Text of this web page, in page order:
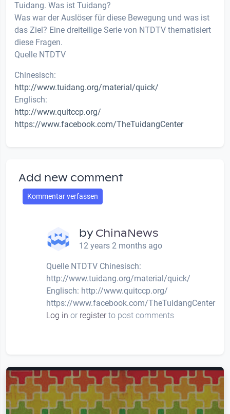
Tuidang. Was ist Tuidang?
Was war der Auslöser für diese Bewegung und was ist
das Ziel? Eine dreiteilige Serie von NTDTV thematisiert
diese Fragen.
Quelle NTDTV
Chinesisch:
http://www.tuidang.org/material/quick/
Englisch:
http://www.quitccp.org/
https://www.facebook.com/TheTuidangCenter
Add new comment
Kommentar verfassen
byChinaNews
12 years 2 months ago
Quelle NTDTV Chinesisch:
http://www.tuidang.org/material/quick/
Englisch: http://www.quitccp.org/
https://www.facebook.com/TheTuidangCenter
Log in or registerto post comments